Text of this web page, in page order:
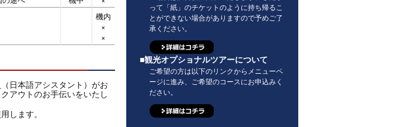
機内
×
×
日本語アシスタント）がお
アウトのお手伝いをいたし
します。
って「紙」のチケットのように持ち帰るこ
とができない場合がありますので予めご了
承ください。
■観光オプショナルツアーについて
ご希望の方は以下のリンクからメニューペ
ージに進み、ご希望のコースにお申込みく
ださい。